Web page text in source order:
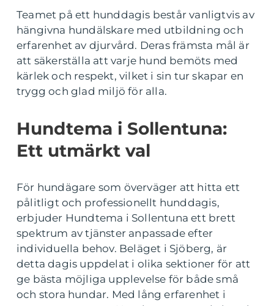
Teamet på ett hunddagis består vanligtvis av
hängivna hundälskare med utbildning och
erfarenhet av djurvård. Deras främsta mål är
att säkerställa att varje hund bemöts med
kärlek och respekt, vilket i sin tur skapar en
trygg och glad miljö för alla.
Hundtema i Sollentuna:
Ett utmärkt val
För hundägare som överväger att hitta ett
pålitligt och professionellt hunddagis,
erbjuder Hundtema i Sollentuna ett brett
spektrum av tjänster anpassade efter
individuella behov. Beläget i Sjöberg, är
detta dagis uppdelat i olika sektioner för att
ge bästa möjliga upplevelse för både små
och stora hundar. Med lång erfarenhet i